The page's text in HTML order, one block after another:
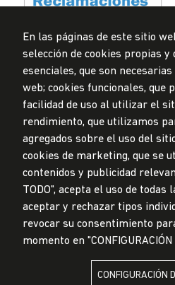
Privacidad de datos personales
Mesa de partes
Todos los derechos reservados
Diseñado por
LA UNIVERSIDAD DE LIMA ES MIEMBRO
En las páginas de este sitio
selección de cookies propias y
esenciales, que son
web; cookies funcionales, que
facilidad de uso al utilizar el
rendimiento, que utilizamos
agregados sobre el uso del
cookies de marketing, que se
contenidos y publicidad
TODO", acepta el uso de todas
aceptar y rechazar tipos
revocar su consentimiento
momento en "CONFIGURACIÓN
CONFIGURACIÓN